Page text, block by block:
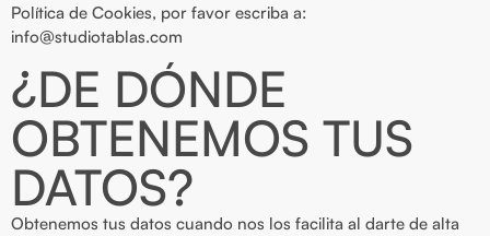
Política de Cookies, por favor escriba a:
info@studiotablas.com
¿DE DÓNDE
OBTENEMOS TUS
DATOS?
Obtenemos tus datos cuando nos los facilita al darte de alta